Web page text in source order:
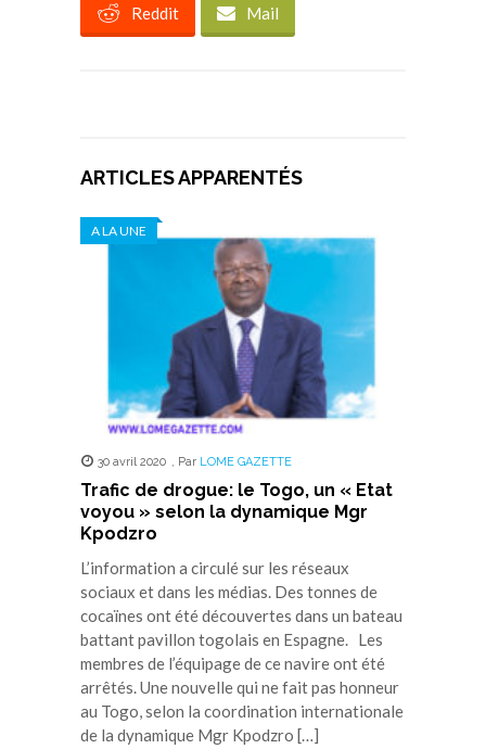
Reddit Mail
ARTICLES APPARENTÉS
A LA UNE
30 avril 2020 , Par LOME GAZETTE
Trafic de drogue: le Togo, un « Etat
voyou » selon la dynamique Mgr
Kpodzro
L’information a circulé sur les réseaux
sociaux et dans les médias. Des tonnes de
cocaïnes ont été découvertes dans un bateau
battant pavillon togolais en Espagne. Les
membres de l’équipage de ce navire ont été
arrêtés. Une nouvelle qui ne fait pas honneur
au Togo, selon la coordination internationale
de la dynamique Mgr Kpodzro […]